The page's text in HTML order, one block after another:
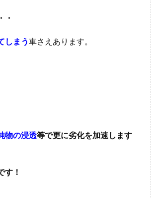
・
しまう車さえあります。
物の浸透等で更に劣化を加速します
す！